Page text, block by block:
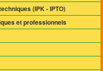
(IPK - IPTO)
et professionnels